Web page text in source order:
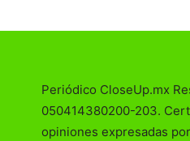
Periódico CloseUp.mx
050414380200-203.
opiniones expresadas